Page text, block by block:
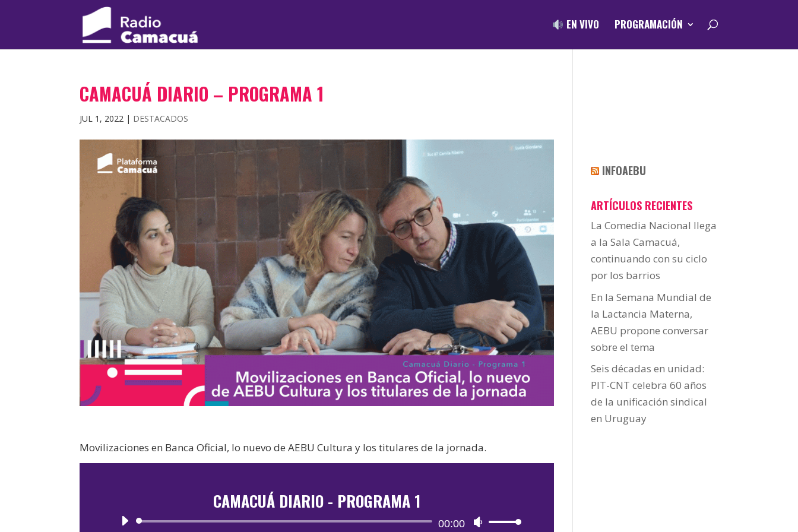
EN VIVO PROGRAMACIÓN
CAMACUÁ DIARIO – PROGRAMA 1
JUL 1, 2022 | DESTACADOS
Movilizaciones en Banca Oficial, lo nuevo de AEBU Cultura y los titulares de la jornada.
CAMACUÁ DIARIO - PROGRAMA 1
Reproductor 00:00 Utiliza
INFOAEBU
ARTÍCULOS RECIENTES
La Comedia Nacional llega
a la Sala Camacuá,
continuando con su ciclo
por los barrios
En la Semana Mundial de
la Lactancia Materna,
AEBU propone conversar
sobre el tema
Seis décadas en unidad:
PIT-CNT celebra 60 años
de la unificación sindical
en Uruguay